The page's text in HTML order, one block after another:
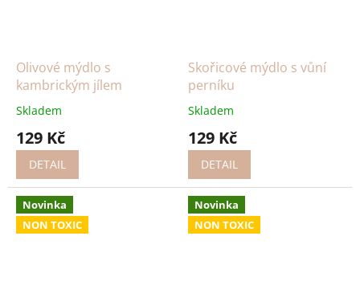
Olivové mýdlo s
kambrickým jílem
Skladem
129 Kč
DETAIL
Skořicové mýdlo s vůní
perníku
Skladem
129 Kč
DETAIL
Novinka
NON TOXIC
Novinka
NON TOXIC